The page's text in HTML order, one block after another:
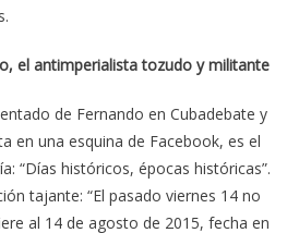
el antimperialista tozudo y militante
de Fernando en Cubadebate y
en una esquina de Facebook, es el
“Días históricos, épocas históricas”.
tajante: “El pasado viernes 14 no
al 14 de agosto de 2015, fecha en